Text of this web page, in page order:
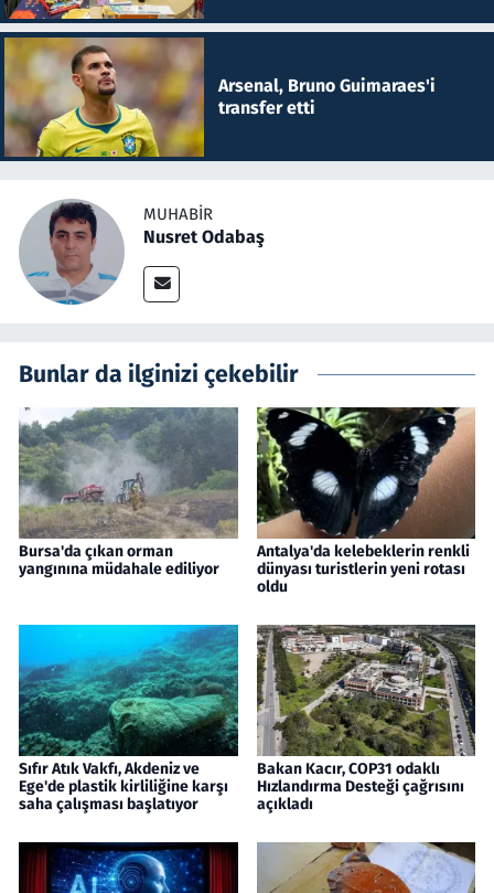
Arsenal, Bruno Guimaraes'i
transfer etti
MUHABIR
Nusret Odabaş
Bunlar da ilginizi çekebilir
Bursa'da çıkan orman
yangınına müdahale ediliyor
Antalya'da kelebeklerin renkli
dünyası turistlerin yeni rotası
oldu
Sıfır Atık Vakfı, Akdeniz ve
Ege'de plastik kirliliğine karşı
saha çalışması başlatıyor
Bakan Kacır, COP31 odaklı
Hızlandırma Desteği çağrısını
açıkladı